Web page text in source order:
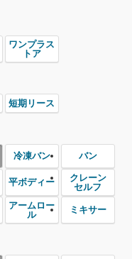
ワンプラス
トア
短期リース
冷凍バン バン
平ボディー
クレーン
セルフ
アームロー
ル
ミキサー